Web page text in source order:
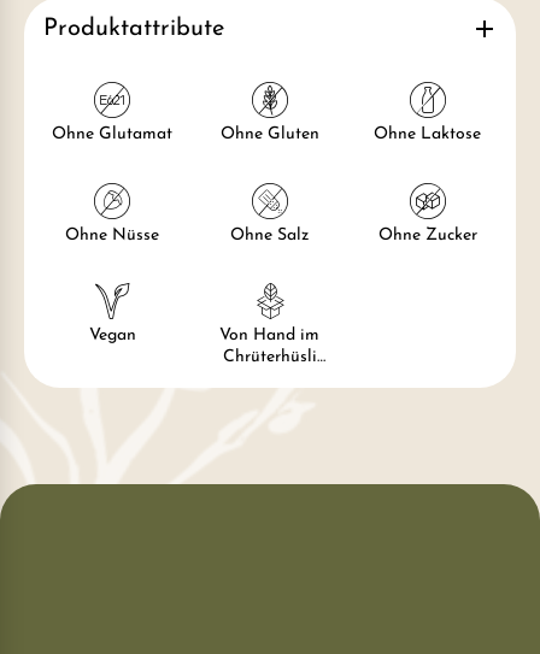
Produktattribute
Ohne Glutamat Ohne Gluten Ohne Laktose
Ohne Nüsse Ohne Salz Ohne Zucker
Vegan
Von Hand im
Chrüterhüsli